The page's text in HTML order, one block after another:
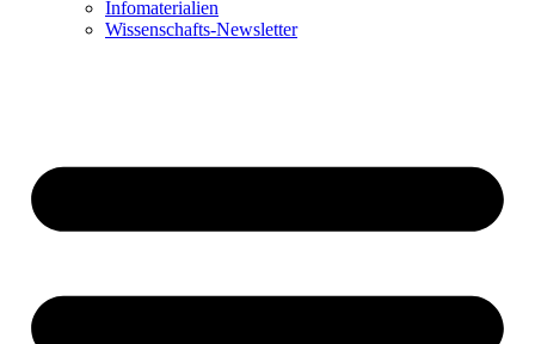
Infomaterialien
Wissenschafts-Newsletter